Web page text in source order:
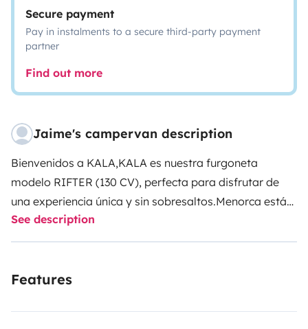
Secure payment
Pay in instalments to a secure third-party payment
partner
Find out more
Jaime's campervan description
Bienvenidos a KALA,KALA es nuestra furgoneta
modelo RIFTER (130 CV), perfecta para disfrutar de
una experiencia única y sin sobresaltos.Menorca está
llena de estrechos caminos bordeados por paredes de
piedra seca. Gracias a su tamaño, KALA es perfecta
lugares donde una furgoneta grande sería incapaz de
See description
Features